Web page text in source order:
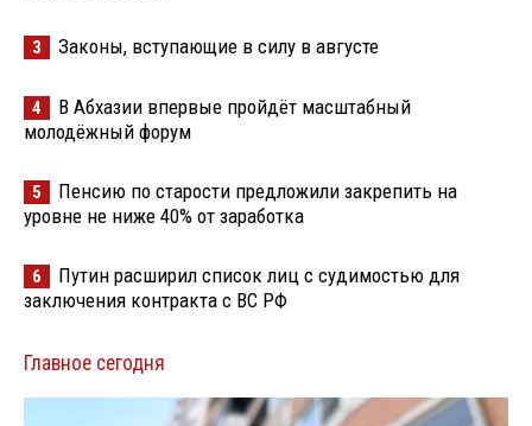
3 Законы, вступающие в силу в августе
4
В Абхазии впервые пройдёт масштабный
молодёжный форум
5
Пенсию по старости предложили закрепить на
уровне не ниже 40% от заработка
6
Путин расширил список лиц с судимостью для
заключения контракта с ВС РФ
Главное сегодня